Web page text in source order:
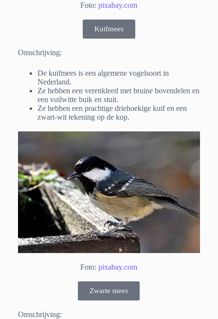
Foto:pixabay.com
Kuifmees
Omschrijving:
De kuifmees is een algemene vogelsoort in
Nederland.
Ze hebben een verenkleed met bruine bovendelen en
een vuilwitte buik en stuit.
Ze hebben een prachtige driehoekige kuif en een
zwart-wit tekening op de kop.
Foto:pixabay.com
Zwarte mees
Omschrijving: